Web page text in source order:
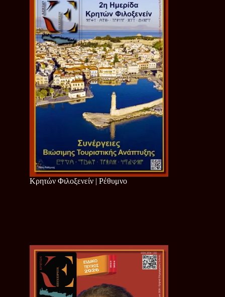
Κρητών Φιλοξενείν | Ρέθυμνο